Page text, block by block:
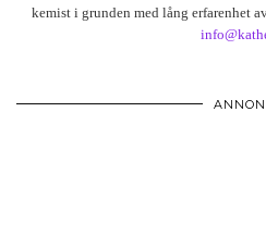
kemist i grunden med lång erfarenhet